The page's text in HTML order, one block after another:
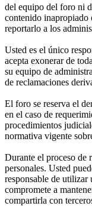
del equipo del foro ni
contenido inapropiado
reportarlo a los
Usted es el único
acepta exonerar de
su equipo de
de reclamaciones
El foro se reserva el
en el caso de
procedimientos
normativa vigente
Durante el proceso de
personales. Usted
responsable de utilizar
compromete a
compartirla con